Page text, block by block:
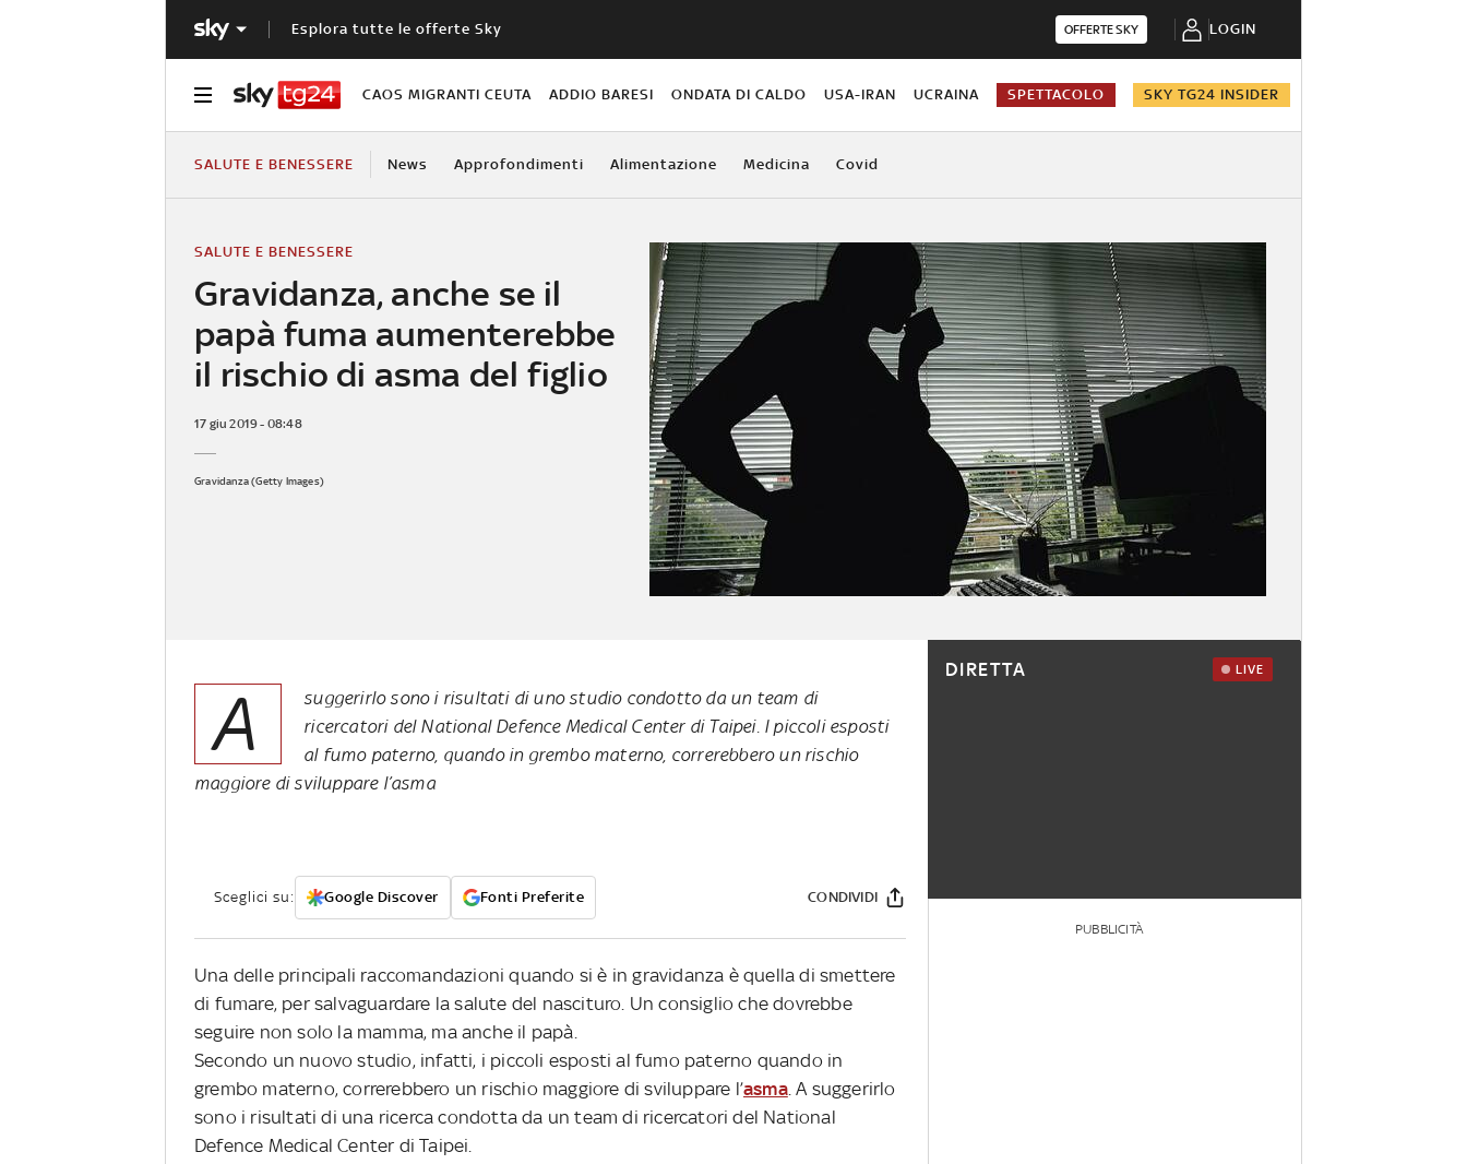
Esplora tutte le offerte Sky OFFERTE SKY LOGIN
CAOS MIGRANTI CEUTA ADDIO BARESI ONDATA DI CALDO USA-IRAN UCRAINA SPETTACOLO SKY TG24 INSIDER
SALUTE E BENESSERE News Approfondimenti Alimentazione Medicina Covid
Gravidanza, anche se il
papà fuma aumenterebbe
il rischio di asma del figlio
SALUTE E BENESSERE
17 giu 2019 - 08:48
Gravidanza (Getty Images)
A
suggerirlo sono i risultati di uno studio condotto da un team di
ricercatori del National Defence Medical Center di Taipei. I piccoli esposti
al fumo paterno, quando in grembo materno, correrebbero un rischio
maggiore di sviluppare l’asma
Sceglici su: Google Discover Fonti Preferite CONDIVIDI
Una delle principali raccomandazioni quando si è in gravidanza è quella di smettere
di fumare, per salvaguardare la salute del nascituro. Un consiglio che dovrebbe
seguire non solo la mamma, ma anche il papà.
Secondo un nuovo studio, infatti, i piccoli esposti al fumo paterno quando in
grembo materno, correrebbero un rischio maggiore di sviluppare l’asma. A suggerirlo
sono i risultati di una ricerca condotta da un team di ricercatori del National
Defence Medical Center di Taipei.
DIRETTA LIVE
PUBBLICITÀ